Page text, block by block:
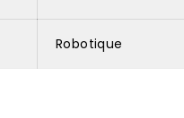
Robotique